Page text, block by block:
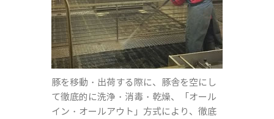
豚を移動・出荷する際に、豚舎を空にし
て徹底的に洗浄・消毒・乾燥、「オール
イン・オールアウト」方式により、徹底